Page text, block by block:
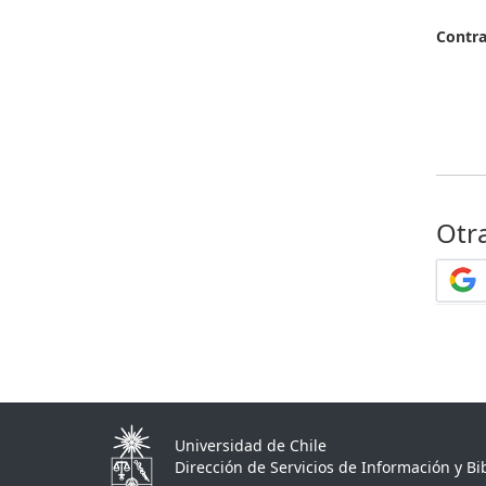
Universidad de Chile
Dirección de Servicios de Información y